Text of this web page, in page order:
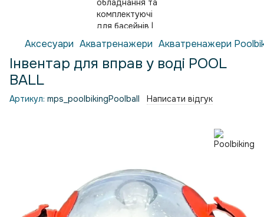
Аксесуари Акватренажери Акватренажери
Інвентар для вправ у воді POOL
BALL
Артикул: mps_poolbikingPoolball Написати відгук